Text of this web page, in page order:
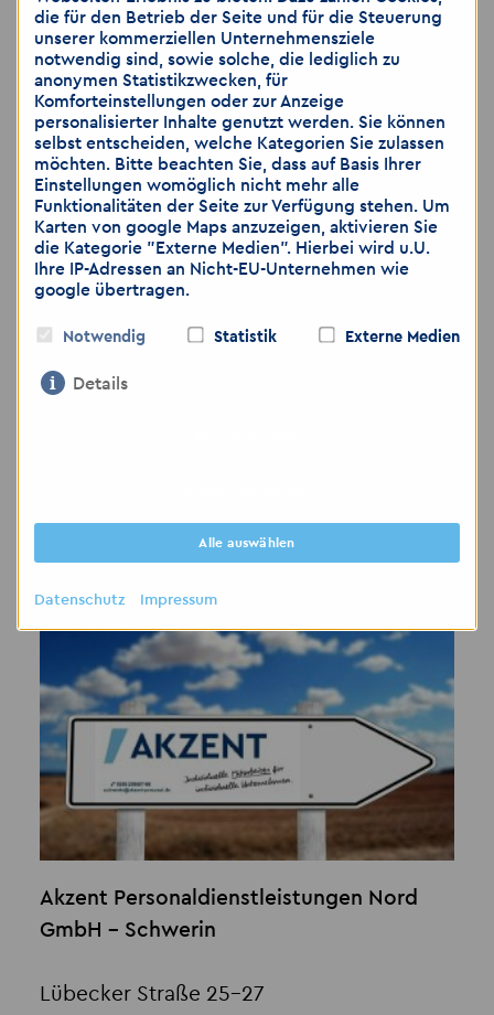
(z. B. ärztliche Bescheinigungen) per Post
verschickt oder beim
Vorstellungsgespräch nachgereicht
werden.
Hinweis: Wir weisen darauf hin, dass die
Übermittlung von personenbezogenen Daten
über E-Mail als unsicher eingestuft wird. Bitte
achten Sie darauf, dass Sie lediglich dann
Bewerbungsunterlagen per E-Mail zusenden,
Gerne können Sie weitere Unterlagen, wie zum
Bescheinigungen, die Sie nicht per E-Mail
Akzent Personaldienstleistungen Nord
GmbH - Schwerin
Lübecker Straße 25-27
die für den Betrieb der Seite und für die Steuerung
unserer kommerziellen Unternehmensziele
notwendig sind, sowie solche, die lediglich zu
anonymen Statistikzwecken, für
Komforteinstellungen oder zur Anzeige
personalisierter Inhalte genutzt werden. Sie können
selbst entscheiden, welche Kategorien Sie zulassen
möchten. Bitte beachten Sie, dass auf Basis Ihrer
Einstellungen womöglich nicht mehr alle
Funktionalitäten der Seite zur Verfügung stehen. Um
Karten von google Maps anzuzeigen, aktivieren Sie
die Kategorie "Externe Medien". Hierbei wird u.U.
Ihre IP-Adressen an Nicht-EU-Unternehmen wie
google übertragen.
Notwendig Statistik Externe Medien
Details
Alle auswählen
Datenschutz Impressum